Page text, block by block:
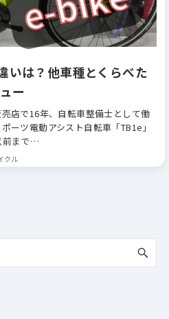
いは？他車種とくらべた
ー
店で16年、自転車整備士として働
ーツ電動アシスト自転車「TB1e」
前まで…
クル